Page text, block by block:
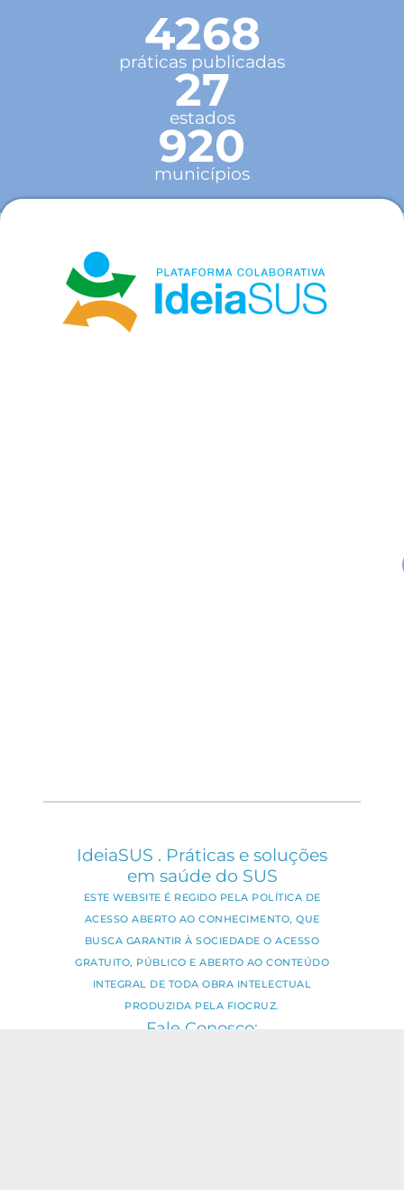
4268
práticas publicadas
27
estados
920
municípios
IdeiaSUS . Práticas e soluções
em saúde do SUS
ESTE WEBSITE É REGIDO PELA POLÍTICA DE
ACESSO ABERTO AO CONHECIMENTO, QUE
BUSCA GARANTIR À SOCIEDADE O ACESSO
GRATUITO, PÚBLICO E ABERTO AO CONTEÚDO
INTEGRAL DE TODA OBRA INTELECTUAL
PRODUZIDA PELA FIOCRUZ.
Fale Conosco: